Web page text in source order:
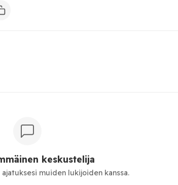
keskustelija
muiden lukijoiden kanssa.